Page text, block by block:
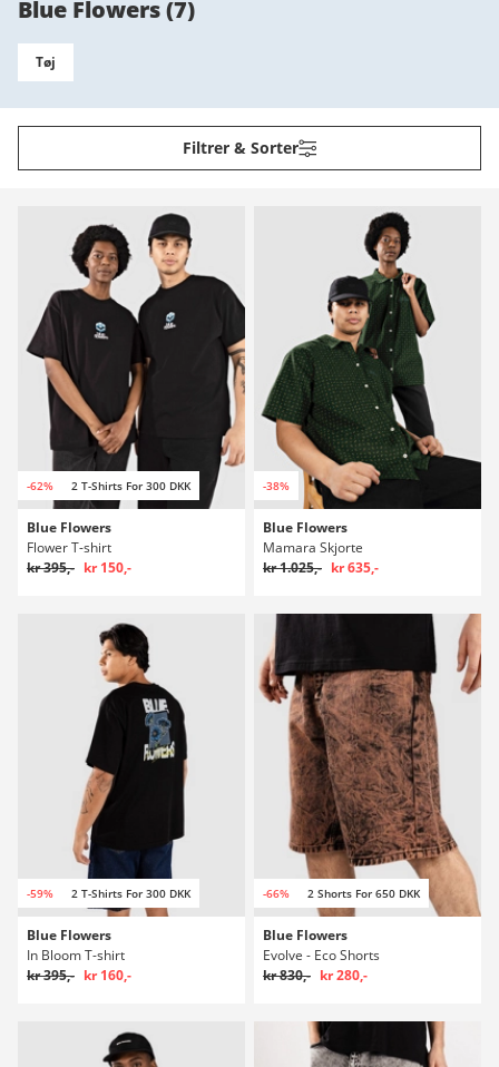
Blue Flowers(7)
Tøj
Filtrer & Sorter
-62% 2 T-Shirts For 300 DKK
Blue Flowers
Flower T-shirt
kr 395,- kr 150,-
-38%
Blue Flowers
Mamara Skjorte
kr 1.025,- kr 635,-
-59% 2 T-Shirts For 300 DKK
Blue Flowers
In Bloom T-shirt
kr 395,- kr 160,-
-66% 2 Shorts For 650 DKK
Blue Flowers
Evolve - Eco Shorts
kr 830,- kr 280,-